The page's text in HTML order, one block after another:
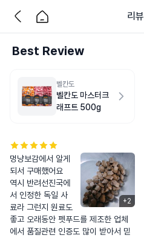
리뷰
Best Review
벨칸도
벨칸도 마스터크
래프트 500g
+2
멍냥보감에서 알게
되서 구매했어요
역시 반려선진국에
서 인정한 독일 사
료라 그런지 원료도
좋고 오래동안 펫푸드를 제조한 업체
에서 품질관련 인증도 많이 받아서 믿